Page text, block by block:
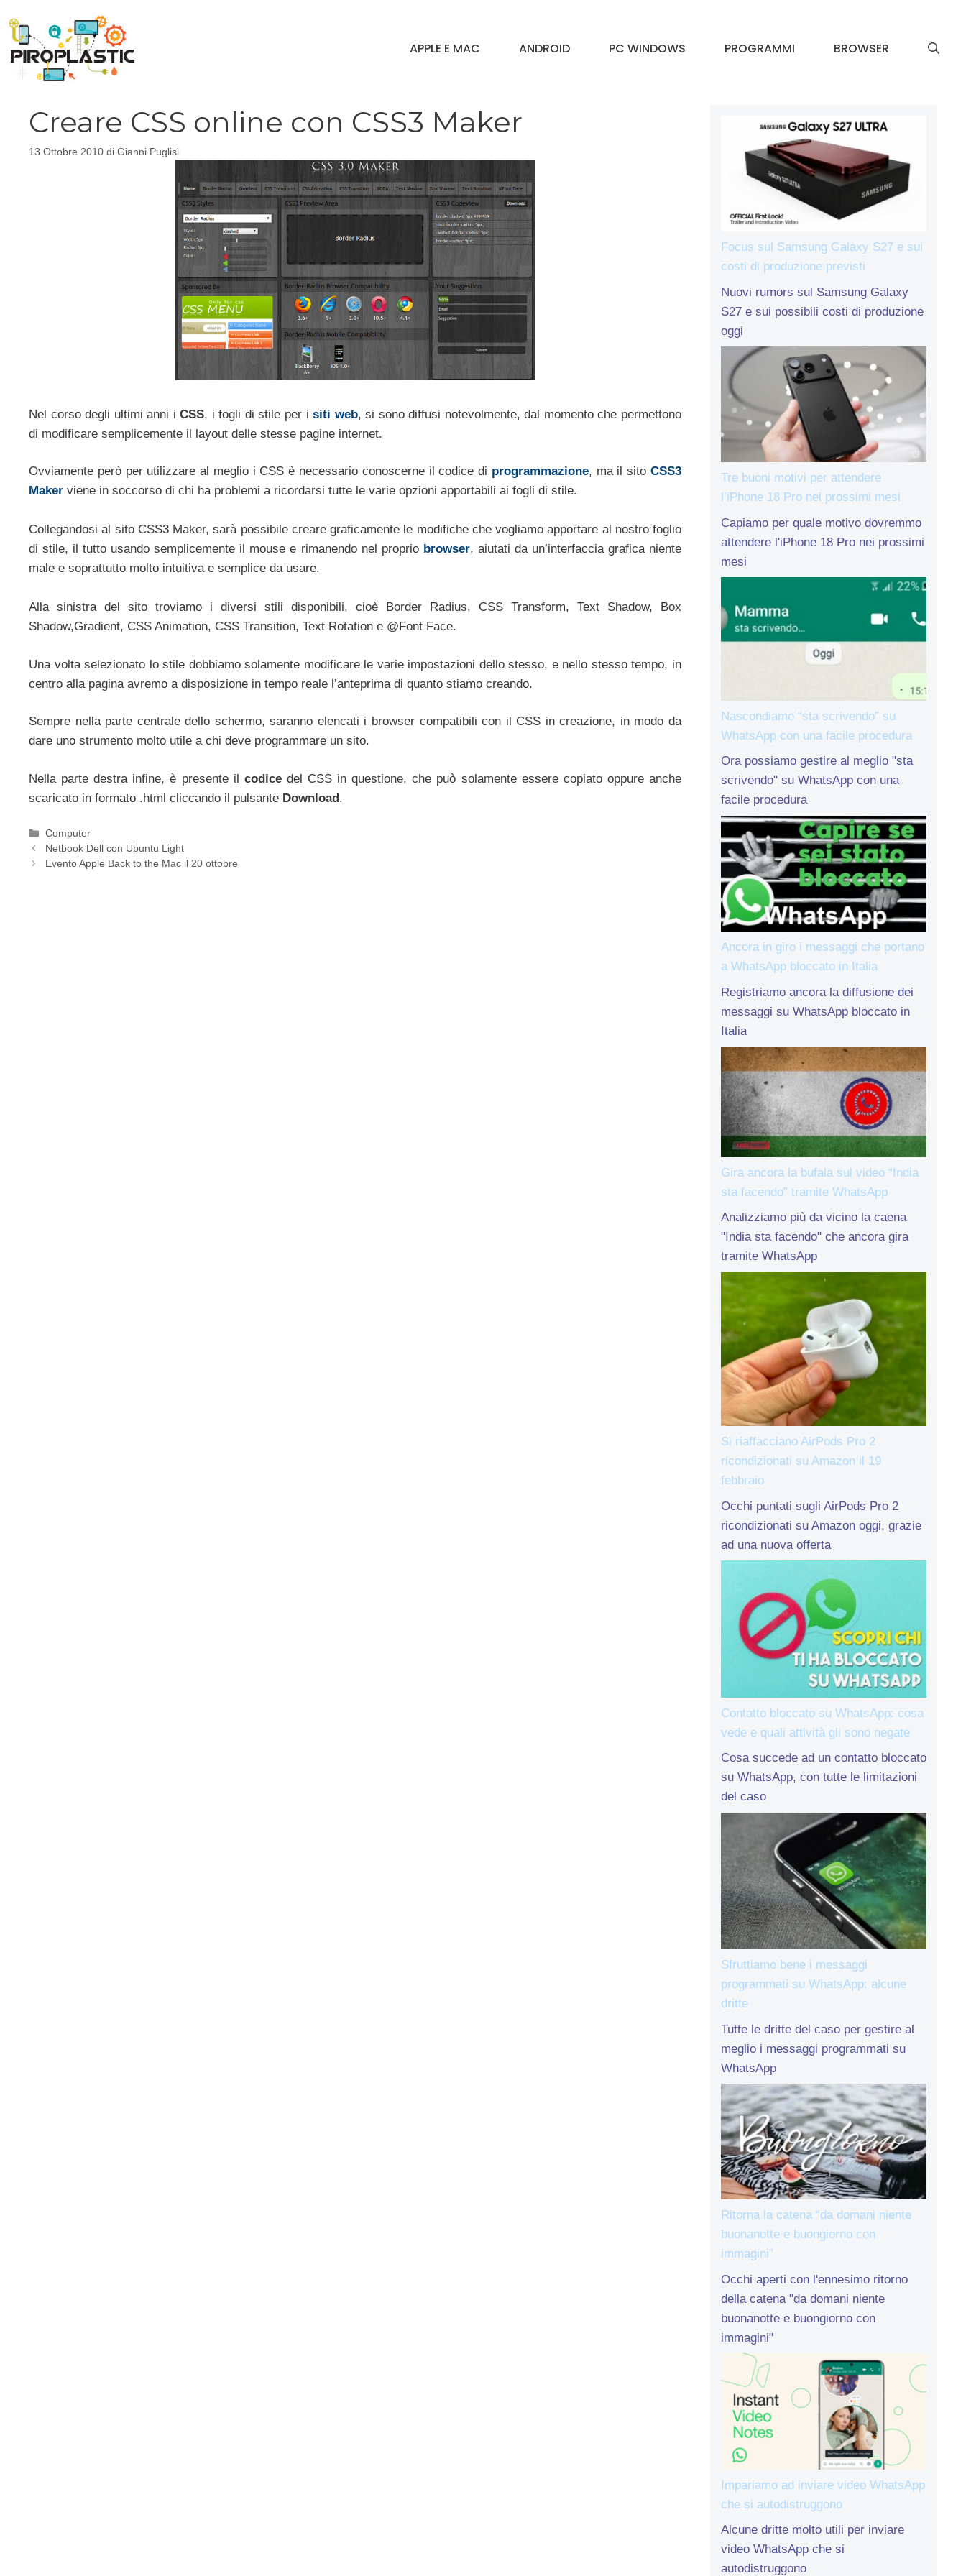
contenuto
APPLE E MAC ANDROID PC WINDOWS PROGRAMMI BROWSER
Creare CSS online con CSS3 Maker
13 Ottobre 2010 di Gianni Puglisi
Nel corso degli ultimi anni iCSS, i fogli di stile per isiti web, si sono diffusi notevolmente, dal momento che permettono
di modificare semplicemente il layout delle stesse pagine internet.
Ovviamente però per utilizzare al meglio i CSS è necessario conoscerne il codice di programmazione, ma il sitoCSS3
Maker viene in soccorso di chi ha problemi a ricordarsi tutte le varie opzioni apportabili ai fogli di stile.
Collegandosi al sito CSS3 Maker, sarà possibile creare graficamente le modifiche che vogliamo apportare al nostro foglio
di stile, il tutto usando semplicemente il mouse e rimanendo nel proprio browser, aiutati da un’interfaccia grafica niente
male e soprattutto molto intuitiva e semplice da usare.
Alla sinistra del sito troviamo i diversi stili disponibili, cioè Border Radius, CSS Transform, Text Shadow, Box
Shadow,Gradient, CSS Animation, CSS Transition, Text Rotation e @Font Face.
Una volta selezionato lo stile dobbiamo solamente modificare le varie impostazioni dello stesso, e nello stesso tempo, in
centro alla pagina avremo a disposizione in tempo reale l’anteprima di quanto stiamo creando.
Sempre nella parte centrale dello schermo, saranno elencati i browser compatibili con il CSS in creazione, in modo da
dare uno strumento molto utile a chi deve programmare un sito.
Nella parte destra infine, è presente il codicedel CSS in questione, che può solamente essere copiato oppure anche
scaricato in formato .html cliccando il pulsante Download.
Categorie
Computer
Netbook Dell con Ubuntu Light
Evento Apple Back to the Mac il 20 ottobre
Focus sul Samsung Galaxy S27 e sui
costi di produzione previsti
Nuovi rumors sul Samsung Galaxy
S27 e sui possibili costi di produzione
oggi
Tre buoni motivi per attendere
l’iPhone 18 Pro nei prossimi mesi
Capiamo per quale motivo dovremmo
attendere l'iPhone 18 Pro nei prossimi
mesi
Nascondiamo “sta scrivendo” su
WhatsApp con una facile procedura
Ora possiamo gestire al meglio "sta
scrivendo" su WhatsApp con una
facile procedura
Ancora in giro i messaggi che portano
a WhatsApp bloccato in Italia
Registriamo ancora la diffusione dei
messaggi su WhatsApp bloccato in
Italia
Gira ancora la bufala sul video “India
sta facendo” tramite WhatsApp
Analizziamo più da vicino la caena
"India sta facendo" che ancora gira
tramite WhatsApp
Si riaffacciano AirPods Pro 2
ricondizionati su Amazon il 19
febbraio
Occhi puntati sugli AirPods Pro 2
ricondizionati su Amazon oggi, grazie
ad una nuova offerta
Contatto bloccato su WhatsApp: cosa
vede e quali attività gli sono negate
Cosa succede ad un contatto bloccato
su WhatsApp, con tutte le limitazioni
del caso
Sfruttiamo bene i messaggi
programmati su WhatsApp: alcune
dritte
Tutte le dritte del caso per gestire al
meglio i messaggi programmati su
WhatsApp
Ritorna la catena “da domani niente
buonanotte e buongiorno con
immagini”
Occhi aperti con l'ennesimo ritorno
della catena "da domani niente
buonanotte e buongiorno con
immagini"
Impariamo ad inviare video WhatsApp
che si autodistruggono
Alcune dritte molto utili per inviare
video WhatsApp che si
autodistruggono